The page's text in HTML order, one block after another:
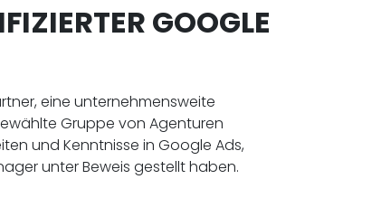
GOOGLE
eine unternehmensweite
Gruppe von Agenturen
und Kenntnisse in Google Ads,
unter Beweis gestellt haben.